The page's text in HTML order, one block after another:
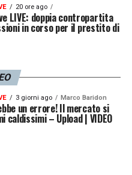
20 ore ago
LIVE: doppia contropartita
in corso per il prestito di
3 giorni ago Marco Baridon
un errore! Il mercato si
caldissimi – Upload | VIDEO